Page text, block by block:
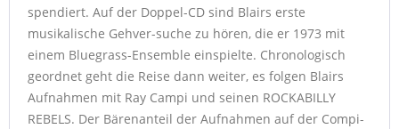
spendiert. Auf der Doppel-CD sind Blairs erste
musikalische Gehver-suche zu hören, die er 1973 mit
einem Bluegrass-Ensemble einspielte. Chronologisch
geordnet geht die Reise dann weiter, es folgen Blairs
Aufnahmen mit Ray Campi und seinen ROCKABILLY
REBELS. Der Bärenanteil der Aufnahmen auf der Compi-